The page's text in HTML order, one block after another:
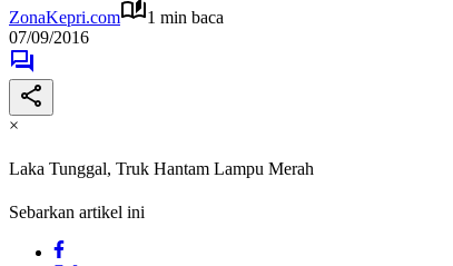
ZonaKepri.com
1 min baca
07/09/2016
×
Laka Tunggal, Truk Hantam Lampu Merah
Sebarkan artikel ini